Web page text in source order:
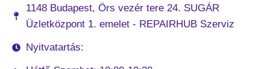
1148 Budapest, Örs vezér tere 24. SUGÁR
Üzletközpont 1. emelet - REPAIRHUB Szerviz
Nyitvatartás: